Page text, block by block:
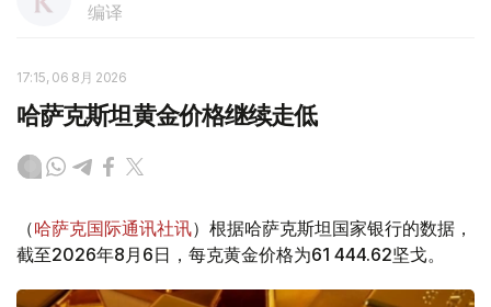
编译
17:15, 06 8月 2026
哈萨克斯坦黄金价格继续走低
（哈萨克国际通讯社讯）根据哈萨克斯坦国家银行的数据，
截至2026年8月6日，每克黄金价格为61 444.62坚戈。